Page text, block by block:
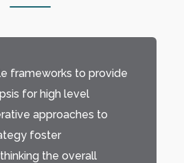
frameworks to provide
for high level
approaches to
foster
the overall